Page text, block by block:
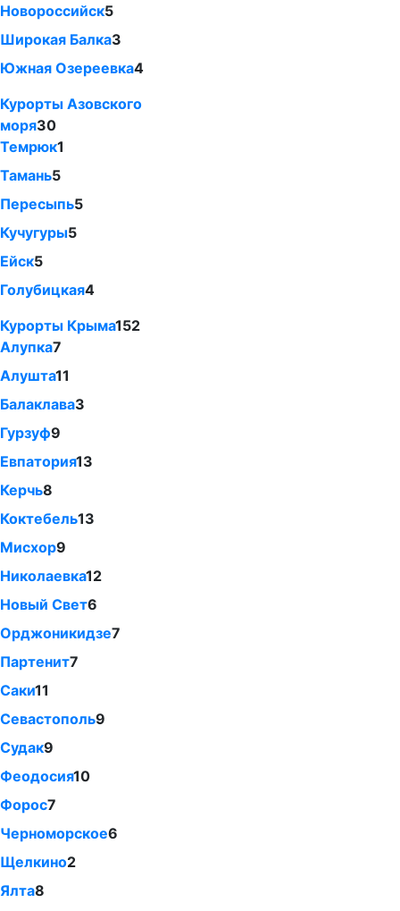
Новороссийск5
Широкая Балка3
Южная Озереевка4
Курорты Азовского
моря30
Темрюк1
Тамань5
Пересыпь5
Кучугуры5
Ейск5
Голубицкая4
Курорты Крыма152
Алупка7
Алушта11
Балаклава3
Гурзуф9
Евпатория13
Керчь8
Коктебель13
Мисхор9
Николаевка12
Новый Свет6
Орджоникидзе7
Партенит7
Саки11
Севастополь9
Судак9
Феодосия10
Форос7
Черноморское6
Щелкино2
Ялта8